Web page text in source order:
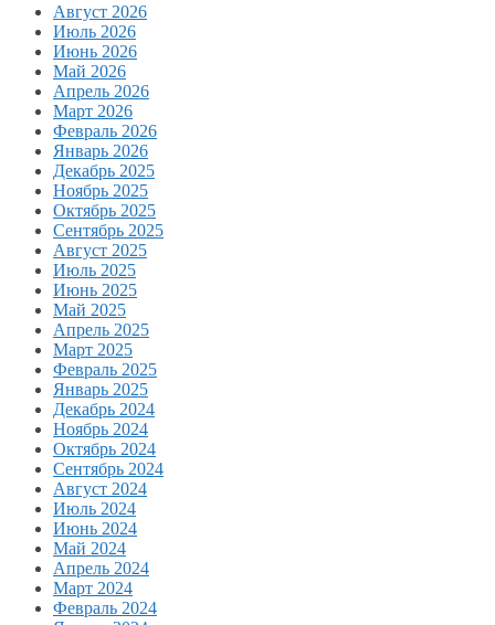
Август 2026
Июль 2026
Июнь 2026
Май 2026
Апрель 2026
Март 2026
Февраль 2026
Январь 2026
Декабрь 2025
Ноябрь 2025
Октябрь 2025
Сентябрь 2025
Август 2025
Июль 2025
Июнь 2025
Май 2025
Апрель 2025
Март 2025
Февраль 2025
Январь 2025
Декабрь 2024
Ноябрь 2024
Октябрь 2024
Сентябрь 2024
Август 2024
Июль 2024
Июнь 2024
Май 2024
Апрель 2024
Март 2024
Февраль 2024